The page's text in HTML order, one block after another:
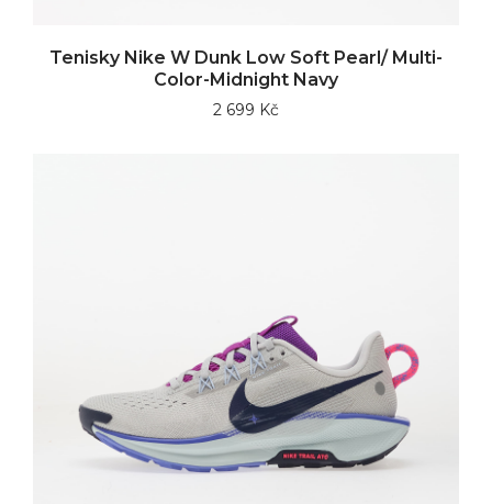
Tenisky Nike W Dunk Low Soft Pearl/ Multi-
Color-Midnight Navy
2 699 Kč